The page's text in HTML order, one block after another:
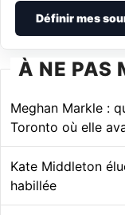
Définir mes
À NE PAS
Meghan Markle :
Toronto où elle
Kate Middleton
habillée